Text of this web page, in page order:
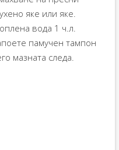
яке или яке.
вода 1 ч.л.
памучен тампон
мазната следа.